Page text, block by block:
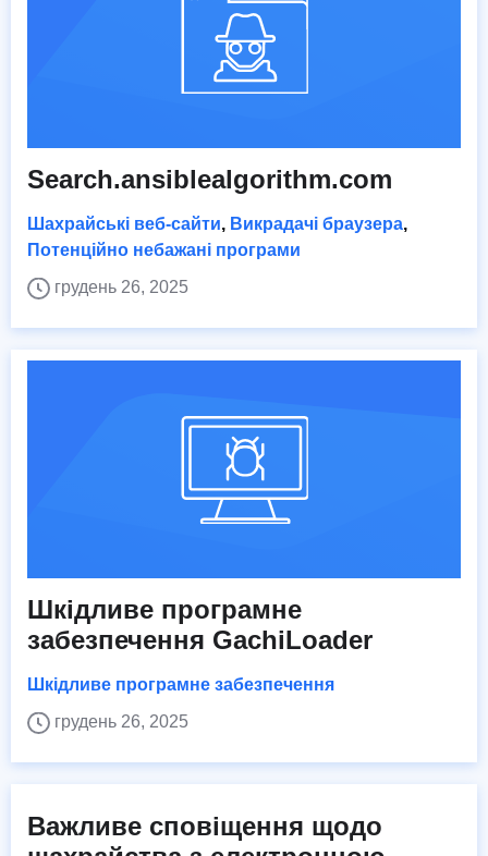
Search.ansiblealgorithm.com
Шахрайські веб-сайти, Викрадачі браузера,
Потенційно небажані програми
грудень 26, 2025
Шкідливе програмне
забезпечення GachiLoader
Шкідливе програмне забезпечення
грудень 26, 2025
Важливе сповіщення щодо